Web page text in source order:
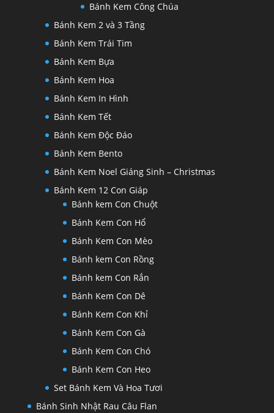
Bánh Kem Công Chúa
Bánh Kem 2 và 3 Tầng
Bánh Kem Trái Tim
Bánh Kem Bựa
Bánh Kem Hoa
Bánh Kem In Hình
Bánh Kem Tết
Bánh Kem Độc Đáo
Bánh Kem Bento
Bánh Kem Noel Giáng Sinh – Christmas
Bánh Kem 12 Con Giáp
Bánh kem Con Chuột
Bánh Kem Con Hổ
Bánh Kem Con Mèo
Bánh kem Con Rồng
Bánh kem Con Rắn
Bánh Kem Con Dê
Bánh Kem Con Khỉ
Bánh Kem Con Gà
Bánh Kem Con Chó
Bánh Kem Con Heo
Set Bánh Kem Và Hoa Tươi
Bánh Sinh Nhật Rau Câu Flan